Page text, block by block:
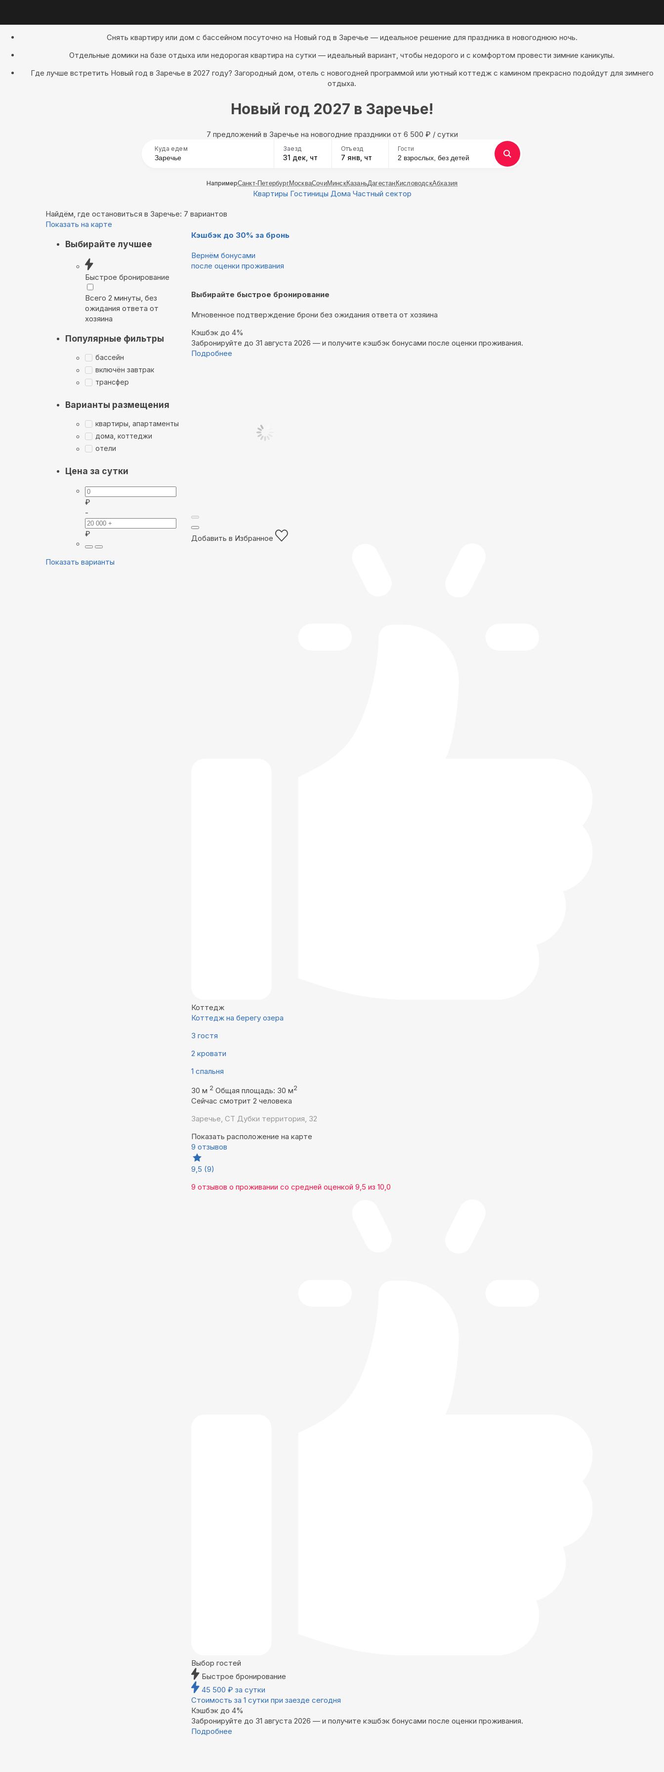
Снять квартиру или дом с бассейном посуточно на Новый год в Заречье — идеальное решение для праздника в новогоднюю ночь.
Отдельные домики на базе отдыха или недорогая квартира на сутки — идеальный вариант, чтобы недорого и с комфортом провести зимние каникулы.
Где лучше встретить Новый год в Заречье в 2027 году? Загородный дом, отель с новогодней программой или уютный коттедж с камином прекрасно подойдут для зимнего
отдыха.
Новый год 2027 в Заречье!
7 предложений в Заречье на новогодние праздники oт 6 500 ₽ / сутки
Куда едем Заезд
31 дек, чт
Отъезд
7 янв, чт
Гости
2 взрослых, без детей
НапримерСанкт-ПетербургМоскваСочиМинскКазаньДагестан КисловодскАбхазия
Квартиры Гостиницы Дома Частный сектор
Найдём, где остановиться в Заречье: 7 вариантов
Показать на карте
Выбирайте лучшее
Быстрое бронирование
Всего 2 минуты, без
ожидания ответа от
хозяина
Популярные фильтры
бассейн
включён завтрак
трансфер
Варианты размещения
квартиры, апартаменты
дома, коттеджи
отели
Цена за сутки
₽
-
₽
Показать варианты
Кэшбэк до 30% за бронь
Вернём бонусами
после оценки проживания
Выбирайте быстрое бронирование
Мгновенное подтверждение брони без ожидания ответа от хозяина
Кэшбэк до 4%
Забронируйте до 31 августа 2026 — и получите кэшбэк бонусами после оценки проживания.
Подробнее
Добавить в Избранное
Коттедж
Коттедж на берегу озера
3 гостя
2 кровати
1 спальня
30 м 2 Общая площадь: 30 м2
Сейчас смотрит 2 человека
Заречье, СТ Дубки территория, 32
Показать расположение на карте
9 отзывов
9,5 (9)
9 отзывов о проживании со средней оценкой 9,5 из 10,0
Выбор гостей
Быстрое бронирование
45 500 ₽ за сутки
Стоимость за 1 сутки при заезде сегодня
Кэшбэк до 4%
Забронируйте до 31 августа 2026 — и получите кэшбэк бонусами после оценки проживания.
Подробнее